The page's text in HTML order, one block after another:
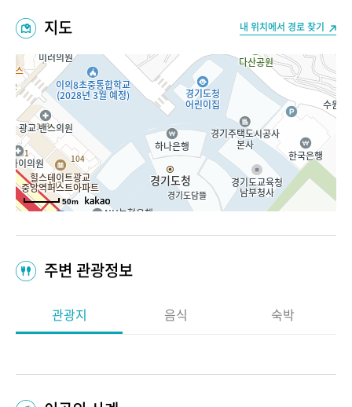
지도 내 위치에서 경로 찾기
50m
주변 관광정보
관광지 음식 숙박